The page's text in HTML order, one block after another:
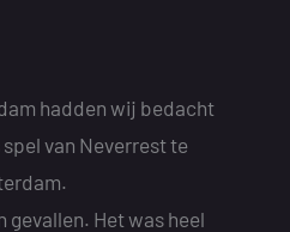
hadden wij bedacht
van Neverrest te
gevallen. Het was heel